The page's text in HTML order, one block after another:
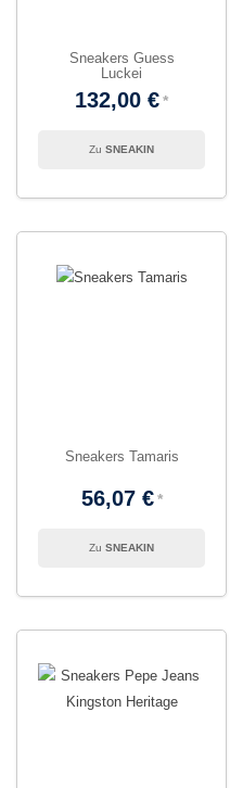
Sneakers Guess
Luckei
132,00 €
SNEAKIN
Sneakers Tamaris
56,07 €
SNEAKIN